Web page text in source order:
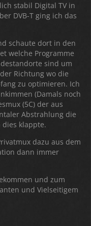
stabil Digital TV in
DVB-T ging ich das
schaute dort in den
welche Programme
sind um
Richtung wo die
zu optimieren. Ich
(Damals noch
(5C) der aus
Abstrahlung die
klappte.
dazu aus dem
dann immer
und zum
und Vielseitigem